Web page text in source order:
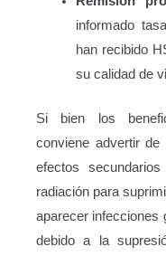
informado
han recibido
su calidad de
Si bien los
conviene advertir
efectos
radiación para
aparecer infecciones
debido a la